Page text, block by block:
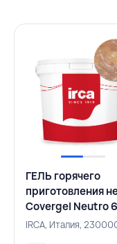
ГЕЛЬ горячего
приготовления
Covergel Neutro 6
IRCA, ИТАЛИЯ
IRCA, Италия,